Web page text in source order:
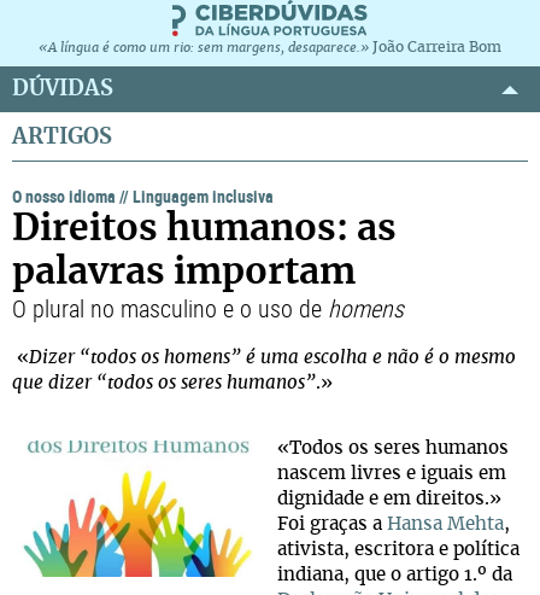
«A língua é como um rio: sem margens, desaparece.» João Carreira Bom
DÚVIDAS
ARTIGOS
O nosso idioma //Linguagem inclusiva
Direitos humanos: as
palavras importam
O plural no masculino e o uso de homens
«Dizer “todos os homens” é uma escolha e não é o mesmo
que dizer “todos os seres humanos”.»
«Todos os seres humanos
nascem livres e iguais em
dignidade e em direitos.»
Foi graças a Hansa Mehta,
ativista, escritora e política
indiana, que o artigo 1.º da